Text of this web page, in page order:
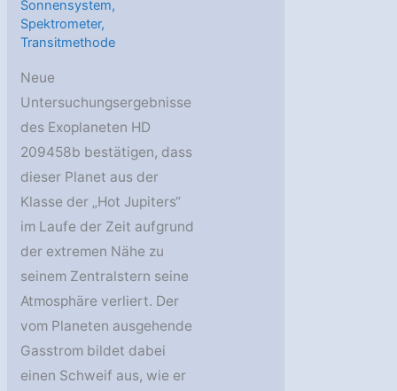
Sonnensystem,
Spektrometer,
Transitmethode
Neue
Untersuchungsergebnisse
des Exoplaneten HD
209458b bestätigen, dass
dieser Planet aus der
Klasse der „Hot Jupiters“
im Laufe der Zeit aufgrund
der extremen Nähe zu
seinem Zentralstern seine
Atmosphäre verliert. Der
vom Planeten ausgehende
Gasstrom bildet dabei
einen Schweif aus, wie er